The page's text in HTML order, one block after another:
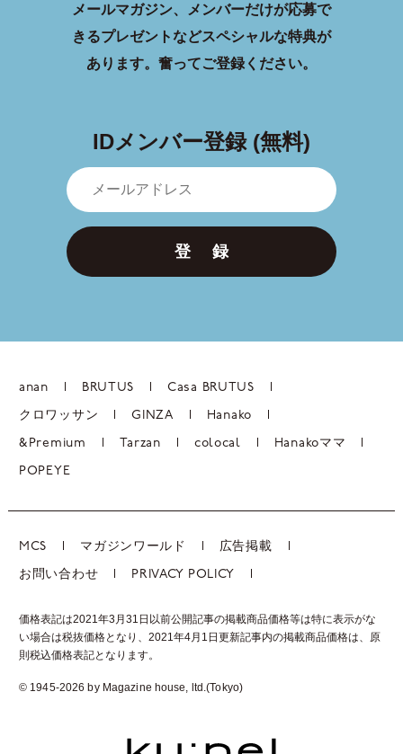
メールマガジン、メンバーだけが応募で
きるプレゼントなどスペシャルな特典が
あります。 奮ってご登録ください。
IDメンバー登録 (無料)
登 録
anan BRUTUS Casa BRUTUS
クロワッサン GINZA Hanako
&Premium Tarzan colocal Hanakoママ
POPEYE
MCS マガジンワールド 広告掲載
お問い合わせ PRIVACY POLICY
価格表記は2021年3月31日以前公開記事の掲載商品価格等は特に表示がな
い場合は税抜価格となり、2021年4月1日更新記事内の掲載商品価格は、 原
則税込価格表記となります。
© 1945-2026 by Magazine house, ltd.(Tokyo)